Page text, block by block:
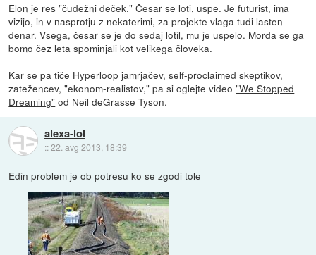
Elon je res "čudežni deček." Česar se loti, uspe. Je futurist, ima
vizijo, in v nasprotju z nekaterimi, za projekte vlaga tudi lasten
denar. Vsega, česar se je do sedaj lotil, mu je uspelo. Morda se ga
bomo čez leta spominjali kot velikega človeka.
Kar se pa tiče Hyperloop jamrjačev, self-proclaimed skeptikov,
zatežencev, "ekonom-realistov," pa si oglejte video"We Stopped
Dreaming" od Neil deGrasse Tyson.
alexa-lol
::22. avg 2013, 18:39
Edin problem je ob potresu ko se zgodi tole